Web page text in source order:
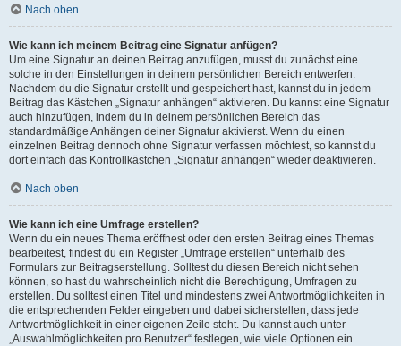
Nach oben
Wie kann ich meinem Beitrag eine Signatur anfügen?
Um eine Signatur an deinen Beitrag anzufügen, musst du zunächst eine
solche in den Einstellungen in deinem persönlichen Bereich entwerfen.
Nachdem du die Signatur erstellt und gespeichert hast, kannst du in jedem
Beitrag das Kästchen „Signatur anhängen“ aktivieren. Du kannst eine Signatur
auch hinzufügen, indem du in deinem persönlichen Bereich das
standardmäßige Anhängen deiner Signatur aktivierst. Wenn du einen
einzelnen Beitrag dennoch ohne Signatur verfassen möchtest, so kannst du
dort einfach das Kontrollkästchen „Signatur anhängen“ wieder deaktivieren.
Nach oben
Wie kann ich eine Umfrage erstellen?
Wenn du ein neues Thema eröffnest oder den ersten Beitrag eines Themas
bearbeitest, findest du ein Register „Umfrage erstellen“ unterhalb des
Formulars zur Beitragserstellung. Solltest du diesen Bereich nicht sehen
können, so hast du wahrscheinlich nicht die Berechtigung, Umfragen zu
erstellen. Du solltest einen Titel und mindestens zwei Antwortmöglichkeiten in
die entsprechenden Felder eingeben und dabei sicherstellen, dass jede
Antwortmöglichkeit in einer eigenen Zeile steht. Du kannst auch unter
„Auswahlmöglichkeiten pro Benutzer“ festlegen, wie viele Optionen ein